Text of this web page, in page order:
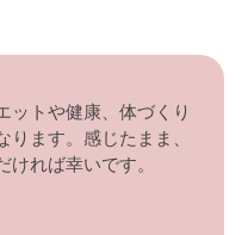
ットや健康、体づくり
ます。感じたまま、
れば幸いです。